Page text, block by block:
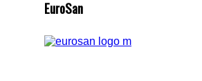
EuroSan